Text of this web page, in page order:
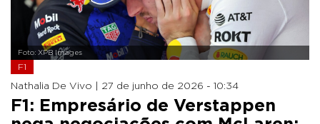
Foto: XPB Images
F1
Nathalia De Vivo | 27 de junho de 2026 - 10:34
F1: Empresário de Verstappen